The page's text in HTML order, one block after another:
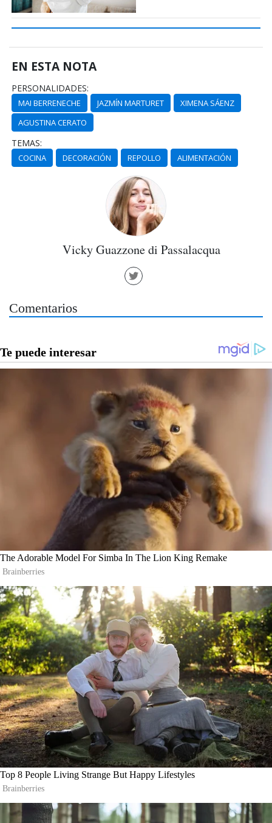
EN ESTA NOTA
PERSONALIDADES:
MAI BERRENECHE JAZMÍN MARTURET
XIMENA SÁENZ
AGUSTINA CERATO
TEMAS:
COCINA DECORACIÓN REPOLLO ALIMENTACIÓN
Vicky Guazzone di Passalacqua
Comentarios